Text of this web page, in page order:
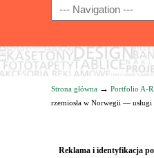
Navigation
Strona główna → Portfolio A-
rzemiosła w Norwegii — usługi
Reklama i identyfikacja